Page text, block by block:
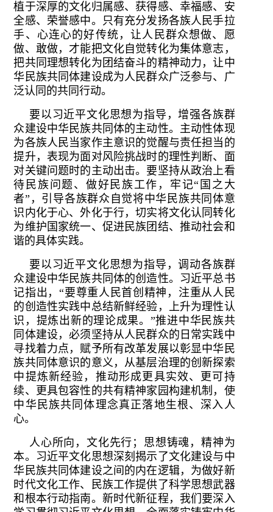
植于深厚的文化归属感、获得感、幸福感、安
全感、荣誉感中。只有充分发扬各族人民手拉
手、心连心的好传统，让人民群众想做、愿
做、敢做，才能把文化自觉转化为集体意志，
把共同理想转化为团结奋斗的精神动力，让中
华民族共同体建设成为人民群众广泛参与、广
泛认同的共同行动。
要以习近平文化思想为指导，增强各族群
众建设中华民族共同体的主动性。主动性体现
为各族人民当家作主意识的觉醒与责任担当的
提升，表现为面对风险挑战时的理性判断、面
对关键问题时的主动出击。要坚持从政治上看
待民族问题、做好民族工作，牢记“国之大
者”，引导各族群众自觉将中华民族共同体意
识内化于心、外化于行，切实将文化认同转化
为维护国家统一、促进民族团结、推动社会和
谐的具体实践。
要以习近平文化思想为指导，调动各族群
众建设中华民族共同体的创造性。习近平总书
记指出，“要尊重人民首创精神，注重从人民
的创造性实践中总结新鲜经验，上升为理性认
识，提炼出新的理论成果。”推进中华民族共
同体建设，必须坚持从人民群众的日常实践中
寻找着力点，赋予所有改革发展以彰显中华民
族共同体意识的意义，从基层治理的创新探索
中提炼新经验，推动形成更具实效、更可持
续、更具包容性的共有精神家园构建机制，使
中华民族共同体理念真正落地生根、深入人
心。
人心所向，文化先行；思想铸魂，精神为
本。习近平文化思想深刻揭示了文化建设与中
华民族共同体建设之间的内在逻辑，为做好新
时代文化工作、民族工作提供了科学思想武器
和根本行动指南。新时代新征程，我们要深入